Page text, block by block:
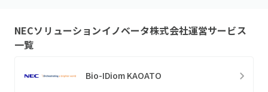
NECソリューションイノベータ株式会社運営サービス
一覧
Bio-IDiom KAOATO